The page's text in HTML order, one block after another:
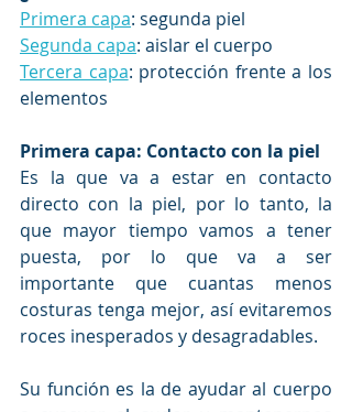
Primera capa: segunda piel
Segunda capa: aislar el cuerpo
Tercera capa: protección frente a los
elementos
Primera capa: Contacto con la piel
Es la que va a estar en contacto
directo con la piel, por lo tanto, la
que mayor tiempo vamos a tener
puesta, por lo que va a ser
importante que cuantas menos
costuras tenga mejor, así evitaremos
roces inesperados y desagradables.
Su función es la de ayudar al cuerpo